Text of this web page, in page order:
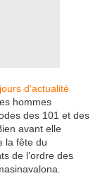
hommes
des 101 et des
avant elle
la fête du
de l’ordre des